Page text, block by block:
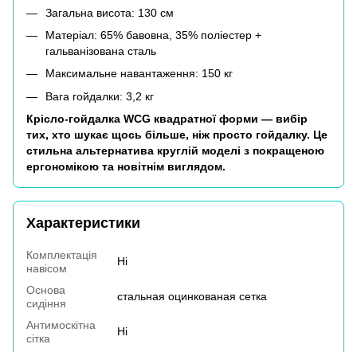
Загальна висота: 130 см
Матеріал: 65% бавовна, 35% поліестер +
гальванізована сталь
Максимальне навантаження: 150 кг
Вага гойдалки: 3,2 кг
Крісло-гойдалка WCG квадратної форми — вибір
тих, хто шукає щось більше, ніж просто гойдалку. Це
стильна альтернатива круглій моделі з покращеною
ергономікою та новітнім виглядом.
Характеристики
Комплектація
навісом
Ні
Основа
сидіння
стальная оцинкованая сетка
Антимоскітна
сітка
Ні